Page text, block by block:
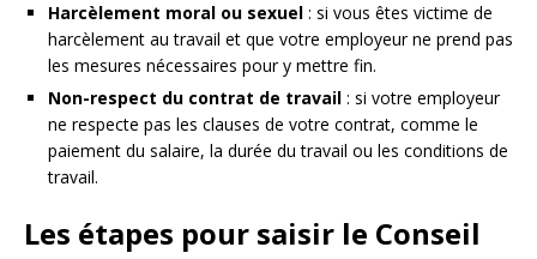
Harcèlement moral ou sexuel : si vous êtes victime de
harcèlement au travail et que votre employeur ne prend pas
les mesures nécessaires pour y mettre fin.
Non-respect du contrat de travail : si votre employeur
ne respecte pas les clauses de votre contrat, comme le
paiement du salaire, la durée du travail ou les conditions de
travail.
Les étapes pour saisir le Conseil